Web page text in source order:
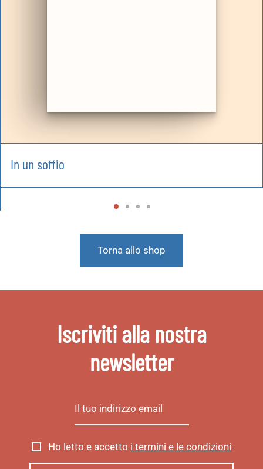
In un soffio
Torna allo shop
Iscriviti alla nostra
newsletter
Ho letto e accetto i termini e le condizioni